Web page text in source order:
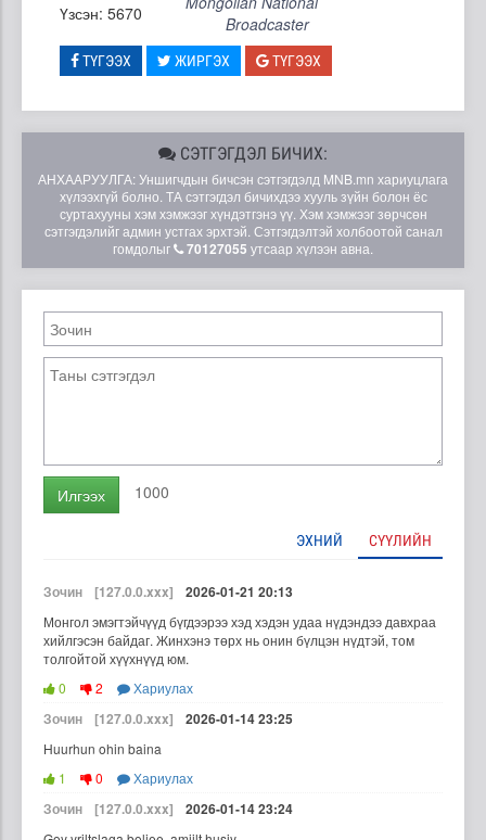
Үзсэн: 5670
Broadcaster
ТҮГЭЭХ ЖИРГЭХ ТҮГЭЭХ
СЭТГЭГДЭЛ БИЧИХ:
АНХААРУУЛГА: Уншигчдын бичсэн сэтгэгдэлд MNB.mn хариуцлага
хүлээхгүй болно. ТА сэтгэгдэл бичихдээ хууль зүйн болон ёс
суртахууны хэм хэмжээг хүндэтгэнэ үү. Хэм хэмжээг зөрчсөн
сэтгэгдэлийг админ устгах эрхтэй. Сэтгэгдэлтэй холбоотой санал
гомдолыг
70127055 утсаар хүлээн авна.
Илгээх 1000
ЭХНИЙ СҮҮЛИЙН
Зочин [127.0.0.xxx] 2026-01-21 20:13
Монгол эмэгтэйчүүд бүгдээрээ хэд хэдэн удаа нүдэндээ давхраа
хийлгэсэн байдаг. Жинхэнэ төрх нь онин бүлцэн нүдтэй, том
толгойтой хүүхнүүд юм.
0
2 Хариулах
Зочин [127.0.0.xxx] 2026-01-14 23:25
Huurhun ohin baina
1
0 Хариулах
Зочин [127.0.0.xxx] 2026-01-14 23:24